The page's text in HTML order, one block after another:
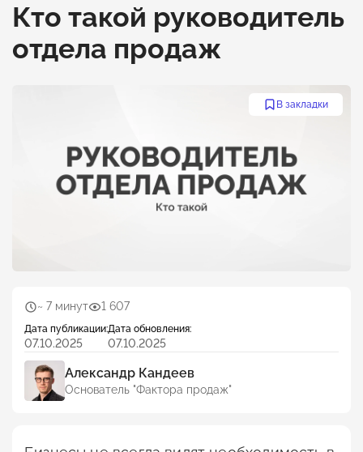
Кто такой руководитель
отдела продаж
В закладки
Александр Кандеев
Основатель "Фактора продаж"
Дата публикации:
07.10.2025
Дата обновления:
07.10.2025
~ 7 минут 1 607